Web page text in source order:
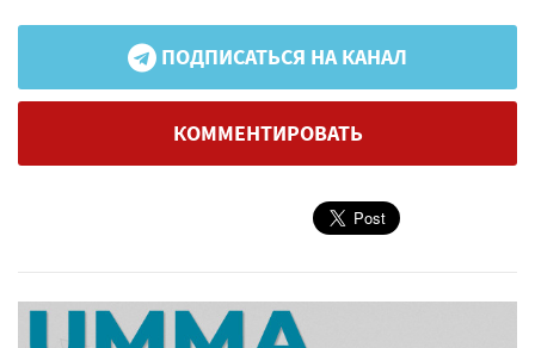
ПОДПИСАТЬСЯ НА КАНАЛ
КОММЕНТИРОВАТЬ